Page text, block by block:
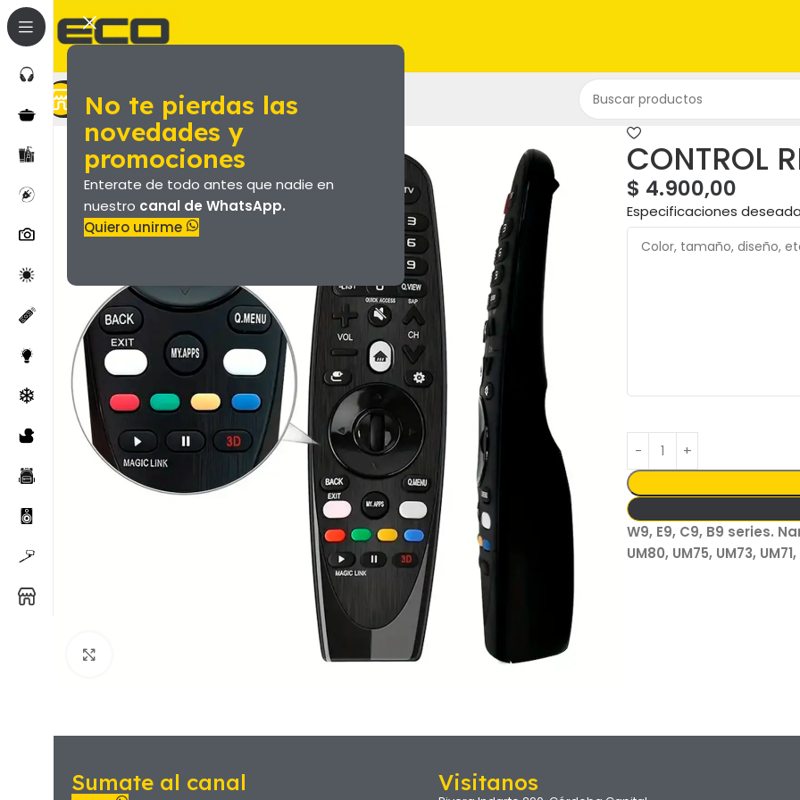
No te pierdas las
novedades y
promociones
Enterate de todo antes que nadie en
nuestro canal de WhatsApp.
Quiero unirme
Productos Marroquineria (Valijas Y Más)
CONTROL
$ 4.900,00
Especificaciones
W9, E9, C9, B9 series.
UM80, UM75, UM73,
Sumate al canal Visitanos